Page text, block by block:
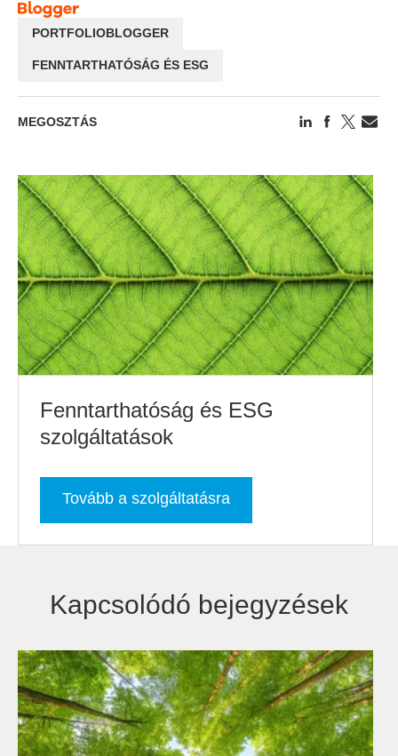
PORTFOLIOBLOGGER
FENNTARTHATÓSÁG ÉS ESG
MEGOSZTÁS
Fenntarthatóság és ESG
szolgáltatások
Tovább a szolgáltatásra
Kapcsolódó bejegyzések